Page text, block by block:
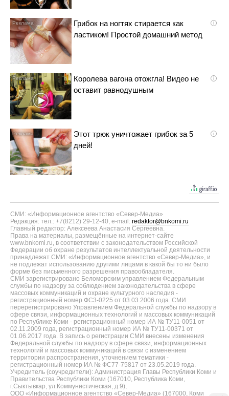
i
Грибок на ногтях стирается как
ластиком! Простой домашний метод
i
Королева вагона отожгла! Видео не
оставит равнодушным
i
Этот трюк уничтожает грибок за 5
дней!
СМИ: «Информационное агентство «Север-Медиа»
Редакция: тел.: +7(8212) 29-12-40, e-mail: redaktor@bnkomi.ru
Главный редактор: Алексеева Анастасия Сергеевна.
Права на материалы, размещённые на интернет-сайте
www.bnkomi.ru, в соответствии с законодательством Российской
Федерации об охране результатов интеллектуальной деятельности
принадлежат СМИ: «Информационное агентство «Север-Медиа», и
не подлежат использованию другими лицами в какой бы то ни было
форме без письменного разрешения правообладателя.
СМИ зарегистрировано Беломорским управлением Федеральным
службы по надзору за соблюдением законодательства в сфере
массовых коммуникаций и охране культурного наследия -
регистрационный номер ФС3-0225 от 03.03.2006 года. СМИ
перерегистрировано Управлением Федеральной службы по надзору в
сфере связи, информационных технологий и массовых коммуникаций
по Республике Коми - регистрационный номер ИА № ТУ11-0051 от
02.11.2009 года, регистрационный номер ИА № ТУ11-00371 от
01.06.2017 года. В запись о регистрации СМИ внесены изменения
Федеральной службы по надзору в сфере связи, информационных
технологий и массовых коммуникаций в связи с изменением
территории распространения, уточнением тематики -
регистрационный номер ИА № ФС77-75817 от 23.05.2019 года.
Учредитель (соучредители): Администрация Главы Республики Коми и
Правительства Республики Коми (167010, Республика Коми,
г.Сыктывкар, ул.Коммунистическая, д.9);
ООО «Информационное агентство «Север-Медиа» (167000, Коми